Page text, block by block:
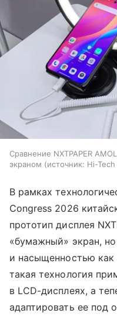
Сравнение NXTPAPER
экраном
источник: Hi-Tech
В рамках
Congress 2026
прототип дисплея
«бумажный» экран,
и насыщенностью как
такая технология
в LCD-дисплеях, а
адаптировать ее под